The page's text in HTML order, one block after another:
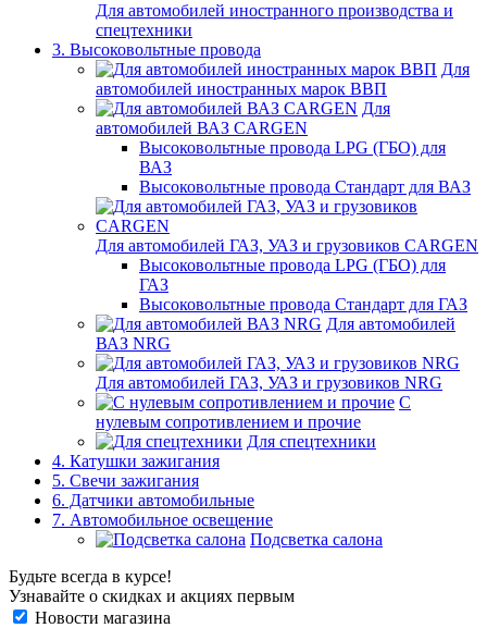
Для автомобилей иностранного производства и
спецтехники
3. Высоковольтные провода
Для
автомобилей иностранных марок ВВП
Для
автомобилей ВАЗ CARGEN
Высоковольтные провода LPG (ГБО) для
ВАЗ
Высоковольтные провода Стандарт для ВАЗ
Для автомобилей ГАЗ, УАЗ и грузовиков CARGEN
Высоковольтные провода LPG (ГБО) для
ГАЗ
Высоковольтные провода Стандарт для ГАЗ
Для автомобилей
ВАЗ NRG
Для автомобилей ГАЗ, УАЗ и грузовиков NRG
С
нулевым сопротивлением и прочие
Для спецтехники
4. Катушки зажигания
5. Свечи зажигания
6. Датчики автомобильные
7. Автомобильное освещение
Подсветка салона
Будьте всегда в курсе!
Узнавайте о скидках и акциях первым
Новости магазина